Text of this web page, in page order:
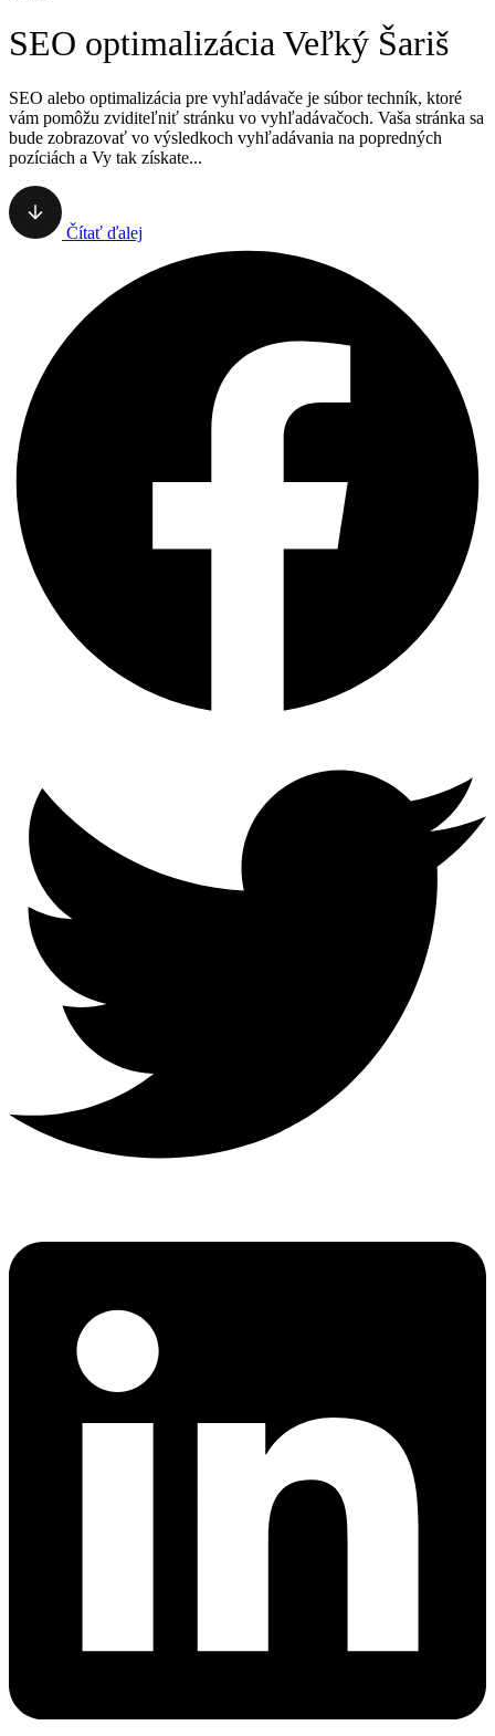
SEO optimalizácia Veľký Šariš
SEO alebo optimalizácia pre vyhľadávače je súbor techník, ktoré
vám pomôžu zviditeľniť stránku vo vyhľadávačoch. Vaša stránka sa
bude zobrazovať vo výsledkoch vyhľadávania na popredných
pozíciách a Vy tak získate...
Čítať ďalej